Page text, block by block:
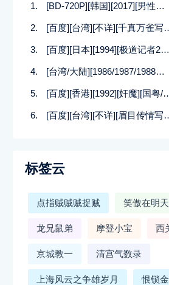
[BD-720P][韩国][2017][男性的17种幻想][崔在焕/朴庆熙][韩语中字][MP4/1.5G][HD高清]
[百度][台湾][不详][
[百度][日本][1994][极道记者2马券転生篇][日语/中文软字幕][DVDISO/4.00GB]
[台湾/大陆][1986/1987/1988等][四大美人合集DVD][西施/貂蝉/杨贵妃等][潘迎紫/寇世勋/顾冠忠][144集全][国语中字][88DVD/iso]
[百度][香港][1992][奸魔
[百度][台湾][不详][
标签云
点指贼贼贼捉贼 笑傲在明天
龙兄鼠弟 摩登小宝 西
京城教一 清宫气数录
上海风云之争雄岁月 恨锁